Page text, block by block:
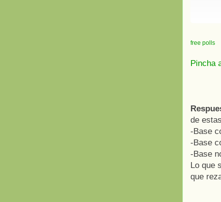
free polls
Pincha
de
-Base
-Base
-Base
Lo que
que